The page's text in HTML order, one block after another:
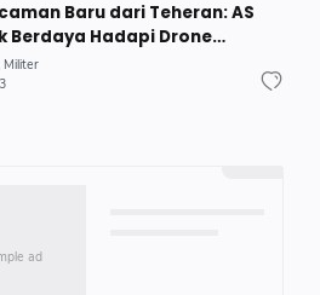
Baru dari Teheran: AS
Berdaya Hadapi Drone
Rendah Iran
Militer